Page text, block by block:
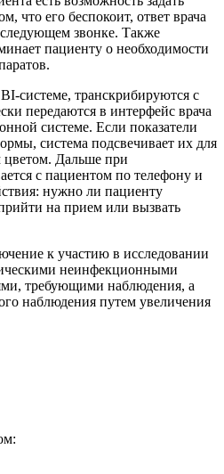
что его беспокоит, ответ врача
звонке. Также
пациенту о необходимости
системе, транскрибируются с
передаются в интерфейс врача
системе. Если показатели
система подсвечивает их для
Дальше при
с пациентом по телефону и
нужно ли пациенту
на прием или вызвать
к участию в исследовании
неинфекционными
требующими наблюдения, а
наблюдения путем увеличения